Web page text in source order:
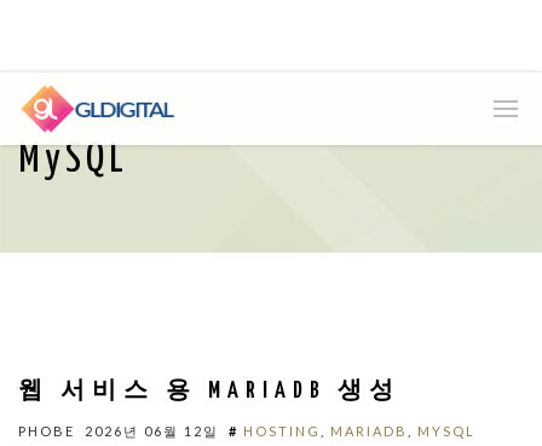
MySQL
웹 서비스 용 MARIADB 생성
PHOBE 2026년 06월 12일 # HOSTING MARIADB MYSQL